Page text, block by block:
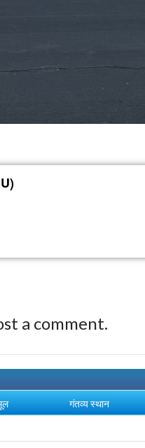
a comment.
गंतव्य स्थान